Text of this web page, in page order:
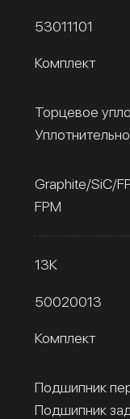
53011101
Комплект
Торцевое
Graphite/SiC/
FPM
13К
50020013
Комплект
Подшипник
Подшипник